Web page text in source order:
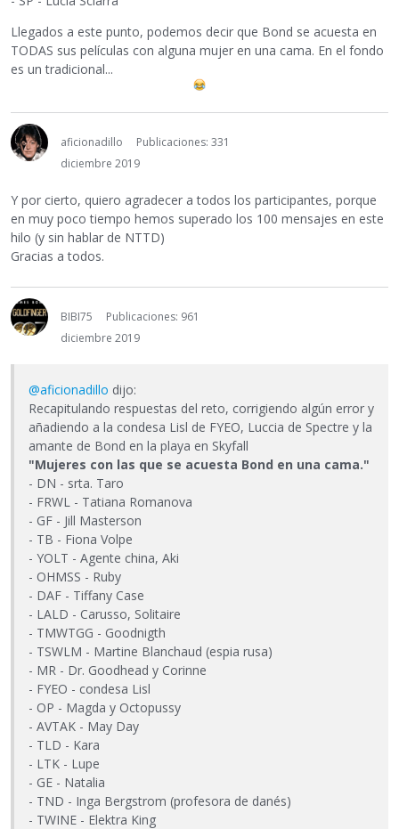
Llegados a este punto, podemos decir que Bond se acuesta en
TODAS sus películas con alguna mujer en una cama. En el fondo
es un tradicional...
aficionadillo
Publicaciones: 331
diciembre 2019
Y por cierto, quiero agradecer a todos los participantes, porque
en muy poco tiempo hemos superado los 100 mensajes en este
hilo (y sin hablar de NTTD)
Gracias a todos.
BIBI75
Publicaciones: 961
diciembre 2019
@aficionadillo dijo:
Recapitulando respuestas del reto, corrigiendo algún error y
añadiendo a la condesa Lisl de FYEO, Luccia de Spectre y la
amante de Bond en la playa en Skyfall
"Mujeres con las que se acuesta Bond en una cama."
- DN - srta. Taro
- FRWL - Tatiana Romanova
- GF - Jill Masterson
- TB - Fiona Volpe
- YOLT - Agente china, Aki
- OHMSS - Ruby
- DAF - Tiffany Case
- LALD - Carusso, Solitaire
- TMWTGG - Goodnigth
- TSWLM - Martine Blanchaud (espia rusa)
- MR - Dr. Goodhead y Corinne
- FYEO - condesa Lisl
- OP - Magda y Octopussy
- AVTAK - May Day
- TLD - Kara
- LTK - Lupe
- GE - Natalia
- TND - Inga Bergstrom (profesora de danés)
- TWINE - Elektra King